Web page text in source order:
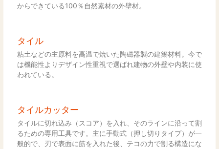
からできている100％自然素材の外壁材。
タイル
粘土などの主原料を高温で焼いた陶磁器製の建築材料。今で
は機能性よりデザイン性重視で選ばれ建物の外壁や内装に使
われている。
タイルカッター
タイルに切れ込み（スコア）を入れ、そのラインに沿って割
るための専用工具です。主に手動式（押し切りタイプ）が一
般的で、刃で表面に筋を入れた後、テコの力で割る構造にな